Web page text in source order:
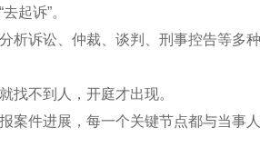
起诉”。
析诉讼、仲裁、谈判、刑事控告等多
找不到人，开庭才出现。
案件进展，每一个关键节点都与当事